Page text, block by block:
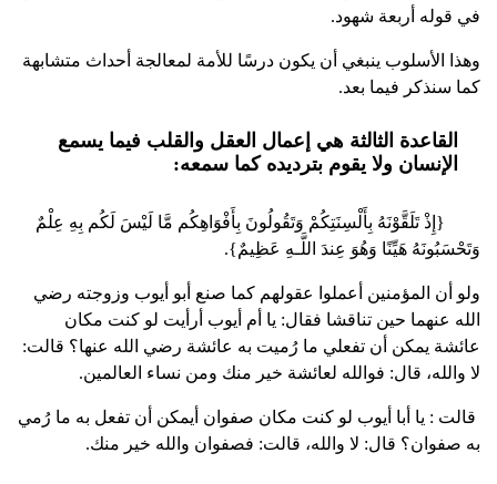
في قوله أربعة شهود.
وهذا الأسلوب ينبغي أن يكون درسًا للأمة لمعالجة أحداث متشابهة
كما سنذكر فيما بعد.
القاعدة الثالثة هي إعمال العقل والقلب فيما يسمع
الإنسان ولا يقوم بترديده كما سمعه:
{إِذْ تَلَقَّوْنَهُ بِأَلْسِنَتِكُمْ وَتَقُولُونَ بِأَفْوَاهِكُم مَّا لَيْسَ لَكُم بِهِ عِلْمٌ
وَتَحْسَبُونَهُ هَيِّنًا وَهُوَ عِندَ اللَّـهِ عَظِيمٌ}.
ولو أن المؤمنين أعملوا عقولهم كما صنع أبو أيوب وزوجته رضي
الله عنهما حين تناقشا فقال: يا أم أيوب أرأيت لو كنت مكان
عائشة يمكن أن تفعلي ما رُميت به عائشة رضي الله عنها؟ قالت:
لا والله، قال: فوالله لعائشة خير منك ومن نساء العالمين.
قالت : يا أبا أيوب لو كنت مكان صفوان أيمكن أن تفعل به ما رُمي
به صفوان؟ قال: لا والله، قالت: فصفوان والله خير منك.